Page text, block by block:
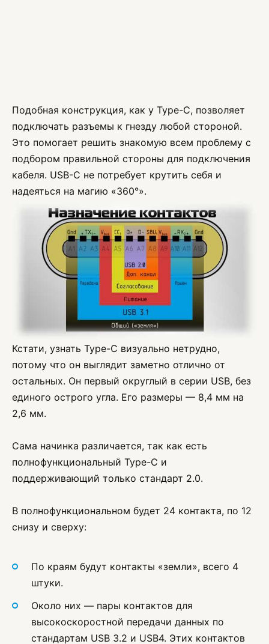
Подобная конструкция, как у Type-C, позволяет
подключать разъемы к гнезду любой стороной.
Это помогает решить знакомую всем проблему с
подбором правильной стороны для подключения
кабеля. USB-С не потребует крутить себя и
надеяться на магию «360°».
Кстати, узнать Type-C визуально нетрудно,
потому что он выглядит заметно отлично от
остальных. Он первый округлый в серии USB, без
единого острого угла. Его размеры — 8,4 мм на
2,6 мм.
Сама начинка различается, так как есть
полнофункциональный Type-C и
поддерживающий только стандарт 2.0.
В полнофункциональном будет 24 контакта, по 12
снизу и сверху:
По краям будут контакты «земли», всего 4
штуки.
Около них — пары контактов для
высокоскоростной передачи данных по
стандартам USB 3.2 и USB4. Этих контактов